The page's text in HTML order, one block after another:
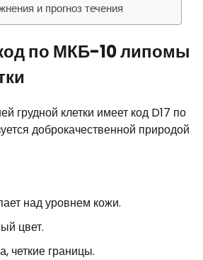
и прогноз течения
по МКБ-10 липомы
грудной клетки имеет код D17 по
доброкачественной природой
над уровнем кожи.
цвет.
четкие границы.